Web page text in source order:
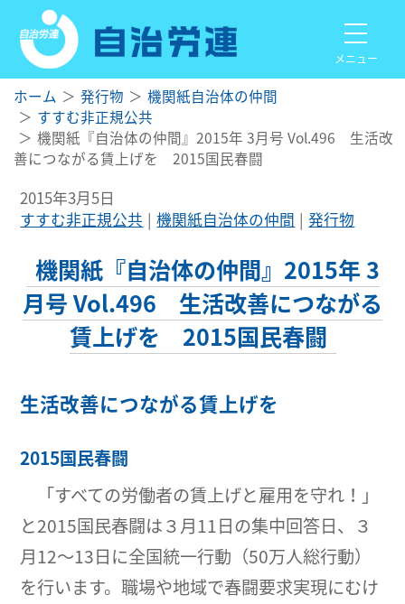
メニュー
ホーム 発行物
機関紙自治体の仲間
すすむ非正規公共
機関紙『自治体の仲間』2015年 3月号 Vol.496 生活改
善につながる賃上げを 2015国民春闘
2015年3月5日
すすむ非正規公共
機関紙自治体の仲間 発行物
機関紙『自治体の仲間』2015年 3
月号 Vol.496 生活改善につながる
賃上げを 2015国民春闘
生活改善につながる賃上げを
2015国民春闘
「すべての労働者の賃上げと雇用を守れ！」
と2015国民春闘は３月11日の集中回答日、３
月12～13日に全国統一行動（50万人総行動）
を行います。職場や地域で春闘要求実現にむけ